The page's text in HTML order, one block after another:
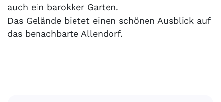
auch ein barokker Garten.
Das Gelände bietet einen schönen Ausblick auf
das benachbarte Allendorf.